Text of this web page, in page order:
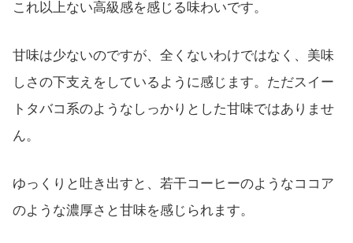
これ以上ない高級感を感じる味わいです。
甘味は少ないのですが、全くないわけではなく、美味
しさの下支えをしているように感じます。ただスイー
トタバコ系のようなしっかりとした甘味ではありませ
ん。
ゆっくりと吐き出すと、若干コーヒーのようなココア
のような濃厚さと甘味を感じられます。